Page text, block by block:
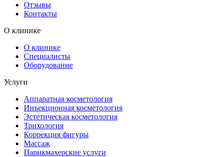
Отзывы
Контакты
О клинике
О клинике
Специалисты
Оборудование
Услуги
Аппаратная косметология
Инъекционная косметология
Эстетическая косметология
Трихология
Коррекция фигуры
Массаж
Парикмахерские услуги